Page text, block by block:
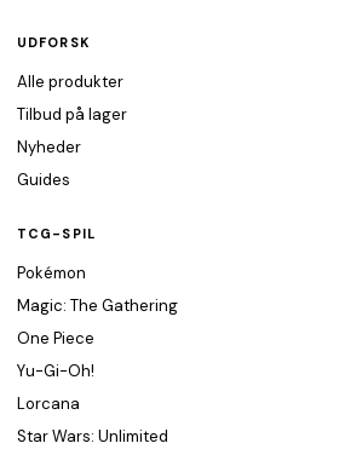
UDFORSK
Alle produkter
Tilbud på lager
Nyheder
Guides
TCG-SPIL
Pokémon
Magic: The Gathering
One Piece
Yu-Gi-Oh!
Lorcana
Star Wars: Unlimited